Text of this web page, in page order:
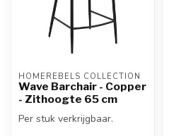
HOMEREBELS COLLECTION
Wave Barchair - Copper
- Zithoogte 65 cm
Per stuk verkrijgbaar.